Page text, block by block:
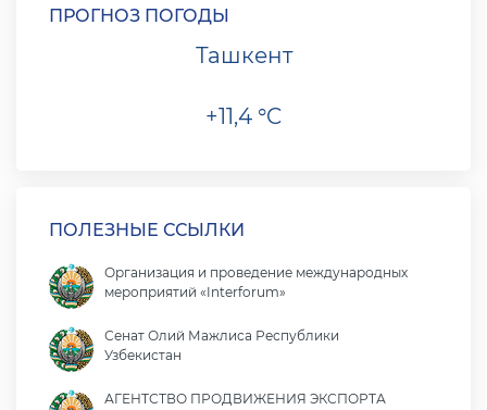
ПРОГНОЗ ПОГОДЫ
Ташкент
+11,4 °C
ПОЛЕЗНЫЕ ССЫЛКИ
Организация и проведение международных
мероприятий «Interforum»
Сенат Олий Мажлиса Республики
Узбекистан
АГЕНТСТВО ПРОДВИЖЕНИЯ ЭКСПОРТА